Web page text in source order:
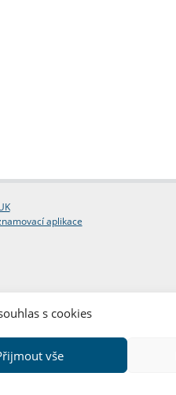
s cookies
vše
aplikace